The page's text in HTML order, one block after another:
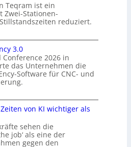
Teqram ist ein
Zwei-Stationen-
reduziert.
3.0
2026 in
das Unternehmen die
Software für CNC- und
von KI wichtiger als
sehen die
job‘ als eine der
gegen den